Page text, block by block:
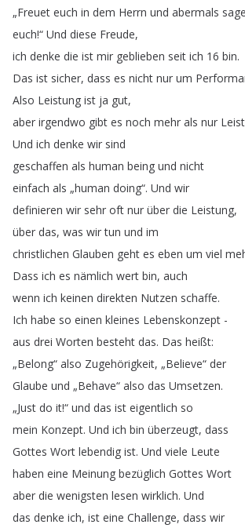
„Freuet euch in dem Herrn und abermals sage
euch!“ Und diese Freude,
ich denke die ist mir geblieben seit ich 16 bin.
Das ist sicher, dass es nicht nur um
Also Leistung ist ja gut,
aber irgendwo gibt es noch mehr als nur
Und ich denke wir sind
geschaffen als human being und nicht
einfach als „human doing“. Und wir
definieren wir sehr oft nur über die Leistung,
über das, was wir tun und im
christlichen Glauben geht es eben um viel
Dass ich es nämlich wert bin, auch
wenn ich keinen direkten Nutzen schaffe.
Ich habe so einen kleines Lebenskonzept -
aus drei Worten besteht das. Das heißt:
„Belong“ also Zugehörigkeit, „Believe“ der
Glaube und „Behave“ also das Umsetzen.
„Just do it!“ und das ist eigentlich so
mein Konzept. Und ich bin überzeugt, dass
Gottes Wort lebendig ist. Und viele Leute
haben eine Meinung bezüglich Gottes Wort
aber die wenigsten lesen wirklich. Und
das denke ich, ist eine Challenge, dass wir